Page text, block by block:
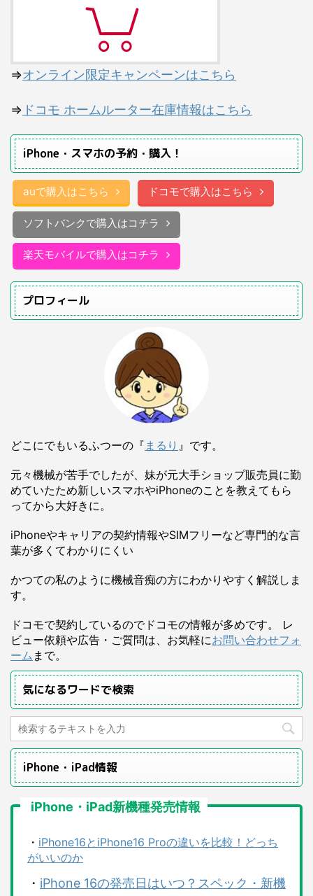
⇒オンライン限定キャンペーンはこちら
⇒ ドコモ ホームルーター在庫情報はこちら
iPhone・スマホの予約・購入！
auで購入はこちら ドコモで購入はこちら
ソフトバンクで購入はコチラ
楽天モバイルで購入はコチラ
プロフィール
どこにでもいるふつーの『 まるり 』です。
元々機械が苦手でしたが、妹が元大手ショップ販売員に勤
めていたため新しいスマホやiPhoneのことを教えてもら
ってから大好きに。
iPhoneやキャリアの契約情報やSIMフリーなど専門的な言
葉が多くてわかりにくい
かつての私のように機械音痴の方にわかりやすく解説しま
す。
ドコモで契約しているのでドコモの情報が多めです。 レ
ビュー依頼や広告・ご質問は、お気軽にお問い合わせフォ
ーム まで。
気になるワードで検索
iPhone・iPad情報
iPhone・iPad新機種発売情報
・ iPhone16とiPhone16 Proの違いを比較！どっち
がいいのか
・ iPhone 16の発売日はいつ？スペック・新機